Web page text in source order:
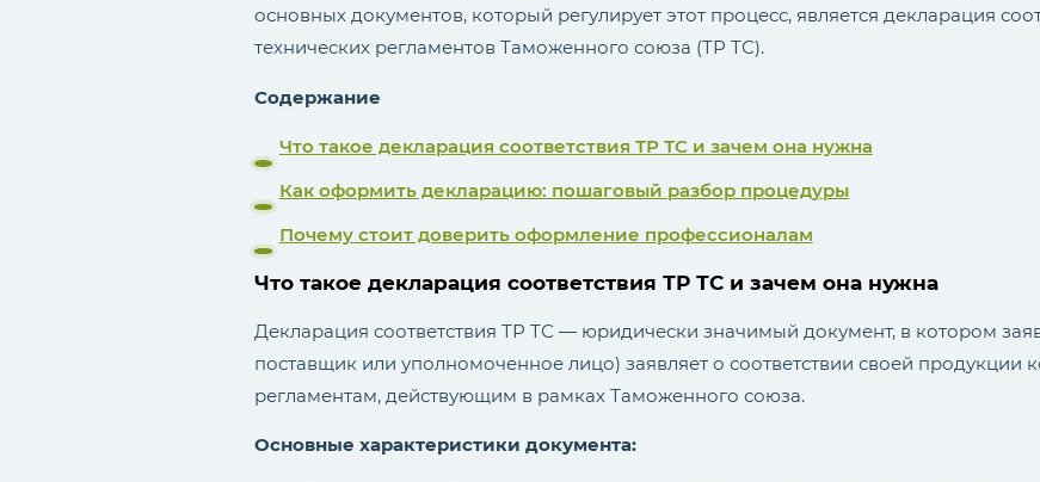
основных документов, который регулирует этот процесс, является декларация
технических регламентов Таможенного союза (ТР ТС).
Содержание
Что такое декларация соответствия ТР ТС и зачем она нужна
Как оформить декларацию: пошаговый разбор процедуры
Почему стоит доверить оформление профессионалам
Что такое декларация соответствия ТР ТС и зачем она нужна
Декларация соответствия ТР ТС — юридически значимый документ, в котором
поставщик или уполномоченное лицо) заявляет о соответствии своей продукции
регламентам, действующим в рамках Таможенного союза.
Основные характеристики документа: